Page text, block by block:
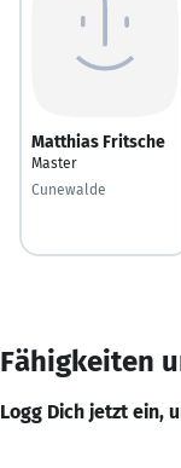
Matthias Fritsche
Master
Cunewalde
Fähigkeiten
Logg Dich jetzt ein,